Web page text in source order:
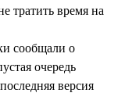
тратить время на
сообщали о
очередь
версия